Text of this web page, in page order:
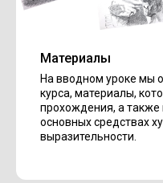
Материалы
На вводном уроке мы
курса, материалы,
прохождения, а также
основных средствах
выразительности.